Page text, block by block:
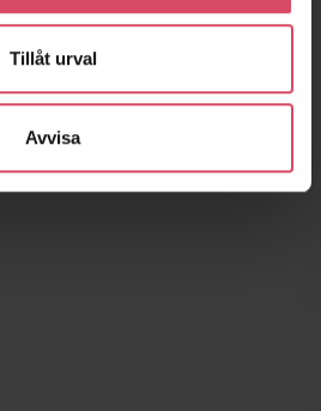
Tillåt urval
Avvisa